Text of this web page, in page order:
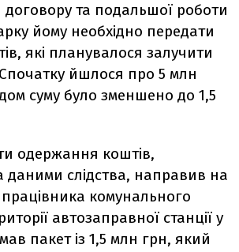
та подальшої роботи
йому необхідно передати
які планувалося залучити
Спочатку йшлося про 5 млн
суму було зменшено до 1,5
одержання коштів,
даними слідства, направив на
працівника комунального
автозаправної станції у
пакет із 1,5 млн грн, який